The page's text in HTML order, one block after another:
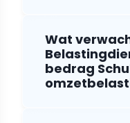
Wat
bedrag